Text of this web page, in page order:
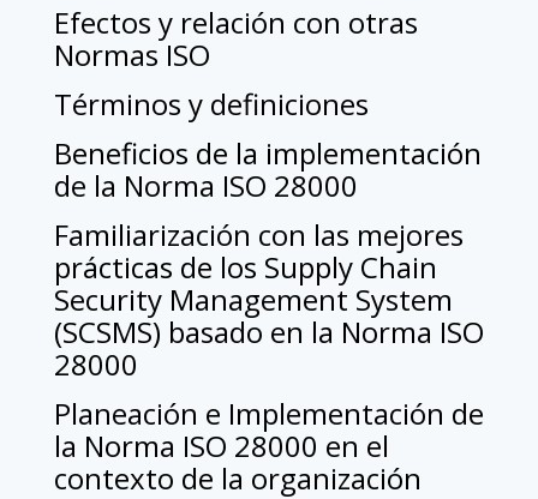
Efectos y relación con otras
Normas ISO
Términos y definiciones
Beneficios de la implementación
de la Norma ISO 28000
Familiarización con las mejores
prácticas de los Supply Chain
Security Management System
(SCSMS) basado en la Norma ISO
28000
Planeación e Implementación de
la Norma ISO 28000 en el
contexto de la organización